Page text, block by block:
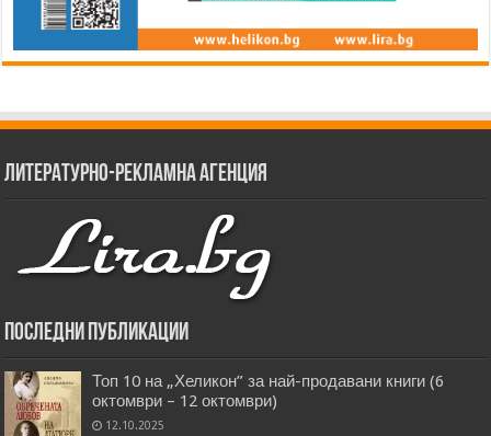
Литературно-рекламна агенция
Последни публикации
Топ 10 на „Хеликон” за най-продавани книги (6
октомври – 12 октомври)
12.10.2025